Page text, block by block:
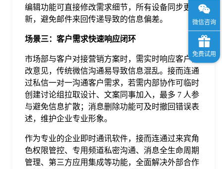
编辑功能可直接修改需求细节，所有设备同步更
新，避免邮件来回传递导致的信息偏差。
场景三：客户需求快速响应闭环
市场部与客户对接营销方案时，需实时响应客户修
改意见，传统微信沟通易导致信息混乱。接而连通
过私信一对一沟通客户需求，若需内部协作可临时
创建讨论组拉取设计、文案同事加入，最多 7 人参
与避免信息扩散；消息删除功能可及时撤回错误表
述，维护企业专业形象。
作为专业的企业即时通讯软件，接而连通过来宾角
色权限管控、专用频道私密沟通、消息全生命周期
管理、第三方应用集成等功能，全面解决外部合作